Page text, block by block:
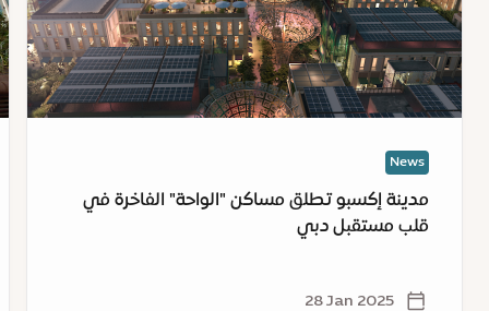
"الواحة"
الفاخرة
في
قلب
مستقبل
News
مدينة إكسبو تطلق مساكن "الواحة" الفاخرة في
قلب مستقبل دبي
28 Jan 2025